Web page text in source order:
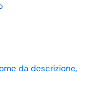
da descrizione,